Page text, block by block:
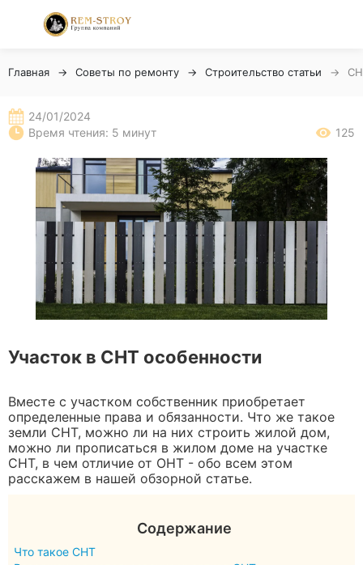
Главная Советы по ремонту Строительство статьи
24/01/2024
Время чтения: 5 минут
125
Участок в СНТ особенности
Вместе с участком собственник приобретает
определенные права и обязанности. Что же такое
земли СНТ, можно ли на них строить жилой дом,
можно ли прописаться в жилом доме на участке
СНТ, в чем отличие от ОНТ - обо всем этом
расскажем в нашей обзорной статье.
Содержание
Что такое СНТ